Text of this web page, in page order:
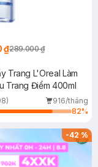
₫289.000 ₫
Trang L'Oreal Làm
Trang Điểm 400ml
916/tháng
82%
-42%